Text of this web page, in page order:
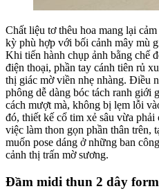
Chất liệu tơ thêu hoa mang lại
kỳ phù hợp với bối cảnh mây mù
Khi tiến hành chụp ảnh bằng chế
điện thoại, phần tay cánh tiên rủ
thị giác mờ viền nhẹ nhàng. Điều
phông dễ dàng bóc tách ranh giới
cách mượt mà, không bị lẹm lỗi
đó, thiết kế cổ tim xẻ sâu vừa
việc làm thon gọn phần thân trên,
muốn pose dáng ở những ban
cảnh thị trấn mờ sương.
Đầm midi thun 2 dây